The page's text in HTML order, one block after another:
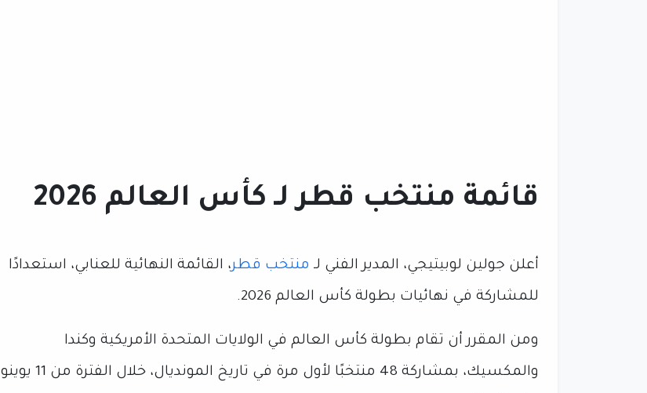
قائمة منتخب قطر لـ كأس العالم 2026
أعلن جولين لوبيتيجي، المدير الفني لـ منتخب قطر، القائمة النهائية للعنابي، استعدادًا
للمشاركة في نهائيات بطولة كأس العالم 2026.
ومن المقرر أن تقام بطولة كأس العالم في الولايات المتحدة الأمريكية وكندا
والمكسيك، بمشاركة 48 منتخبًا لأول مرة في تاريخ المونديال، خلال الفترة من 11 يوينو